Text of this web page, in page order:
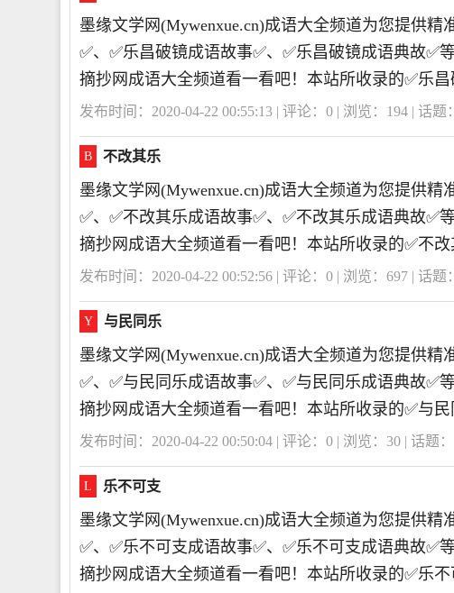
墨缘文学网(Mywenxue.cn)成语大全频道为您提供
✅、✅乐昌破镜成语故事✅、✅乐昌破镜成语典故
摘抄网成语大全频道看一看吧！本站所收录的✅乐昌
发布时间：2020-04-22 00:55:13 | 评论： 0 | 浏览： 194 | 话题：
B 不改其乐
墨缘文学网(Mywenxue.cn)成语大全频道为您提供
✅、✅不改其乐成语故事✅、✅不改其乐成语典故
摘抄网成语大全频道看一看吧！本站所收录的✅不改
发布时间：2020-04-22 00:52:56 | 评论： 0 | 浏览： 697 | 话题：
Y 与民同乐
墨缘文学网(Mywenxue.cn)成语大全频道为您提供
✅、✅与民同乐成语故事✅、✅与民同乐成语典故
摘抄网成语大全频道看一看吧！本站所收录的✅与民
发布时间：2020-04-22 00:50:04 | 评论： 0 | 浏览： 30 | 话题：
L 乐不可支
墨缘文学网(Mywenxue.cn)成语大全频道为您提供
✅、✅乐不可支成语故事✅、✅乐不可支成语典故
摘抄网成语大全频道看一看吧！本站所收录的✅乐不